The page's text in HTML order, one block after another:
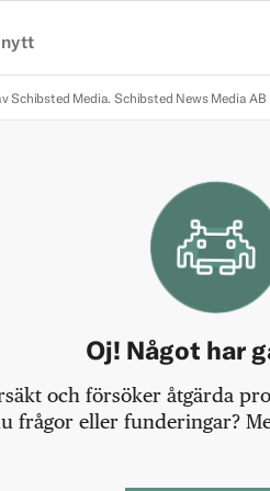
Schibsted Media. Schibsted News Media
Oj! Något har
och försöker åtgärda
frågor eller funderingar?